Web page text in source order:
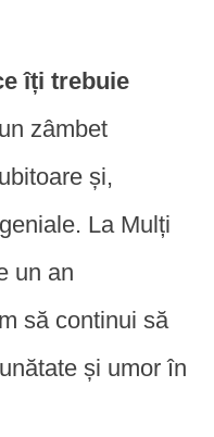
îți trebuie
un zâmbet
și,
La Mulți
un an
să continui să
și umor în